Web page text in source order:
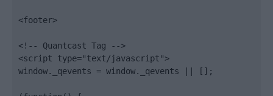
<footer>
<!-- Quantcast Tag -->
<script type="text/javascript">
window._qevents = window._qevents || [];